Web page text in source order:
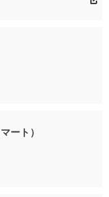
ート）